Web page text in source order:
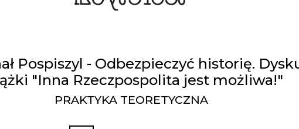
Pospiszyl - Odbezpieczyć historię.
"Inna Rzeczpospolita jest możliwa!"
PRAKTYKA TEORETYCZNA